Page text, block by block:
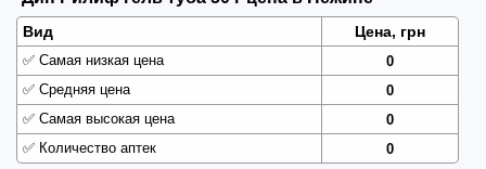
Вид Цена, грн
✅ Самая низкая цена
0
✅ Средняя цена
0
✅ Самая высокая цена
0
✅ Количество аптек 0